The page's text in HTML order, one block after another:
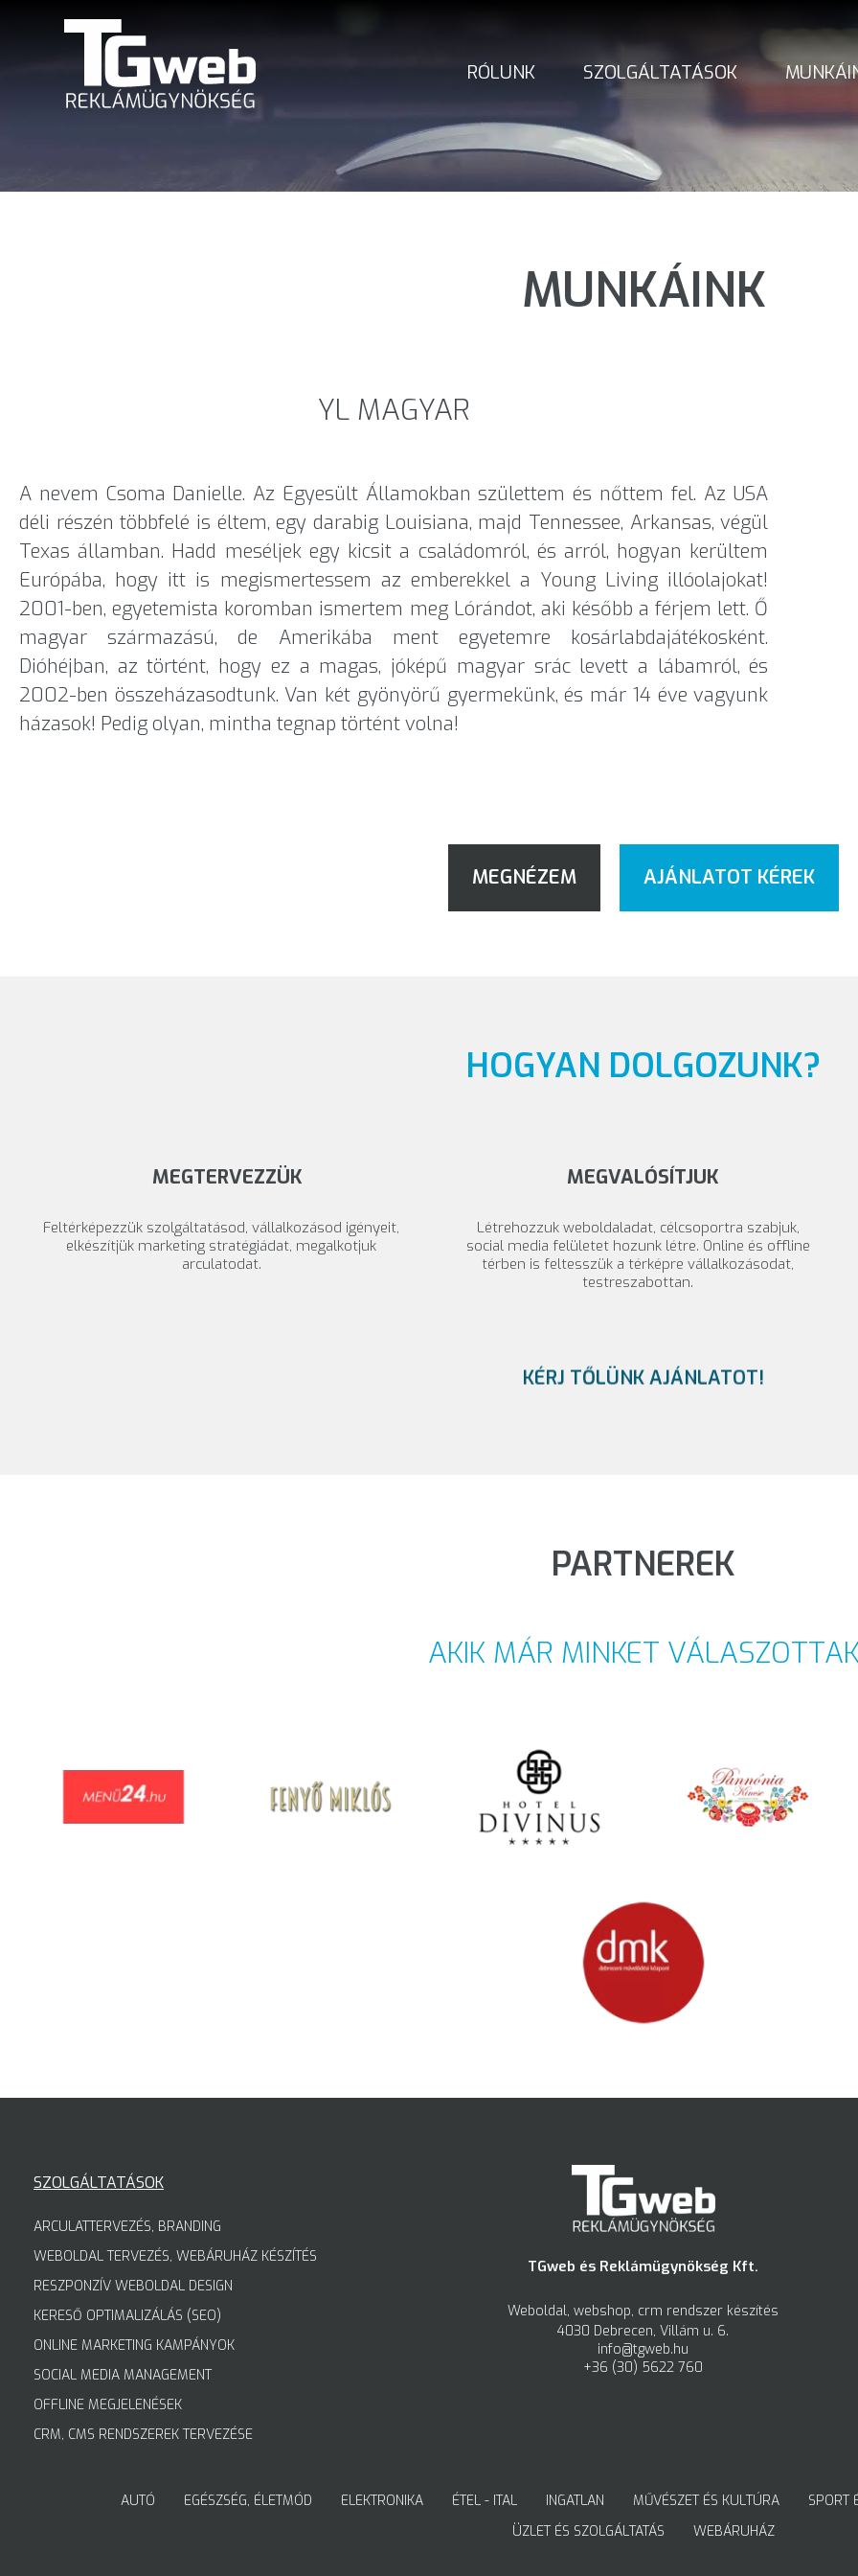
RÓLUNK SZOLGÁLTATÁSOK
MUNKÁINK
YL MAGYAR
A nevem Csoma Danielle. Az Egyesült Államokban születtem és nőttem fel. Az USA
déli részén többfelé is éltem, egy darabig Louisiana, majd Tennessee, Arkansas, végül
Texas államban. Hadd meséljek egy kicsit a családomról, és arról, hogyan kerültem
Európába, hogy itt is megismertessem az emberekkel a Young Living illóolajokat!
2001-ben, egyetemista koromban ismertem meg Lórándot, aki később a férjem lett. Ő
magyar származású, de Amerikába ment egyetemre kosárlabdajátékosként.
Dióhéjban, az történt, hogy ez a magas, jóképű magyar srác levett a lábamról, és
2002-ben összeházasodtunk. Van két gyönyörű gyermekünk, és már 14 éve vagyunk
házasok! Pedig olyan, mintha tegnap történt volna!
MEGNÉZEM AJÁNLATOT KÉREK
HOGYAN DOLGOZUNK?
MEGTERVEZZÜK
Feltérképezzük szolgáltatásod, vállalkozásod igényeit,
elkészítjük marketing stratégiádat, megalkotjuk
arculatodat.
MEGVALÓSÍTJUK
Létrehozzuk weboldaladat, célcsoportra szabjuk,
social media felületet hozunk létre. Online és offline
térben is feltesszük a térképre vállalkozásodat,
testreszabottan.
KÉRJ TŐLÜNK AJÁNLATOT!
PARTNEREK
AKIK MÁR MINKET
SZOLGÁLTATÁSOK
ARCULATTERVEZÉS, BRANDING
WEBOLDAL TERVEZÉS, WEBÁRUHÁZ KÉSZÍTÉS
RESZPONZÍV WEBOLDAL DESIGN
KERESŐ OPTIMALIZÁLÁS (SEO)
ONLINE MARKETING KAMPÁNYOK
SOCIAL MEDIA MANAGEMENT
OFFLINE MEGJELENÉSEK
CRM, CMS RENDSZEREK TERVEZÉSE
TGweb és Reklámügynökség Kft.
Weboldal, webshop, crm rendszer készítés
4030 Debrecen, Villám u. 6.
info@tgweb.hu
+36 (30) 5622 760
AUTÓ EGÉSZSÉG, ÉLETMÓD ELEKTRONIKA ÉTEL - ITAL INGATLAN MŰVÉSZET ÉS KULTÚRA
SPORT
ÜZLET ÉS SZOLGÁLTATÁS
WEBÁRUHÁZ